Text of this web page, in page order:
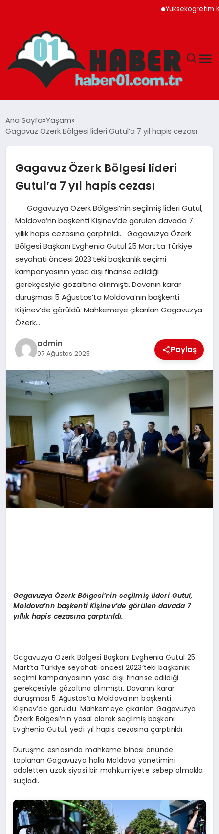
Yuksekogretim
ADANA
YAŞAM
GÜNDEM
MAGAZIN
EĞITIM
TEKNOLOJI
Ana Sayfa Yaşam
Gagavuz Özerk Bölgesi lideri Gutul’a 7 yıl hapis cezası
Gagavuz Özerk Bölgesi lideri
Gutul’a 7 yıl hapis cezası
Gagavuzya Özerk Bölgesi’nin seçilmiş lideri Gutul,
Moldova’nn başkenti Kişinev’de görülen davada 7
yıllık hapis cezasına çarptırıldı. Gagavuzya Özerk
Bölgesi Başkanı Evghenia Gutul 25 Mart’ta Türkiye
seyahati öncesi 2023’teki başkanlık seçimi
kampanyasının yasa dışı finanse edildiği
gerekçesiyle gözaltına alınmıştı. Davanın karar
duruşması 5 Ağustos’ta Moldova’nın başkenti
Kişinev’de görüldü. Mahkemeye çıkarılan Gagavuzya
Özerk…
admin
07 Ağustos 2025 Paylaş
Gagavuzya Özerk Bölgesi’nin seçilmiş lideri Gutul,
Moldova’nn başkenti Kişinev’de görülen davada 7
yıllık hapis cezasına çarptırıldı.
Gagavuzya Özerk Bölgesi Başkanı Evghenia Gutul 25
Mart’ta Türkiye seyahati öncesi 2023’teki başkanlık
seçimi kampanyasının yasa dışı finanse edildiği
gerekçesiyle gözaltına alınmıştı. Davanın karar
duruşması 5 Ağustos’ta Moldova’nın başkenti
Kişinev’de görüldü. Mahkemeye çıkarılan Gagavuzya
Özerk Bölgesi’nin yasal olarak seçilmiş başkanı
Evghenia Gutul, yedi yıl hapis cezasına çarptırıldı.
Duruşma esnasında mahkeme binası önünde
toplanan Gagavuzya halkı Moldova yönetimini
adaletten uzak siyasi bir mahkumiyete sebep olmakla
suçladı.